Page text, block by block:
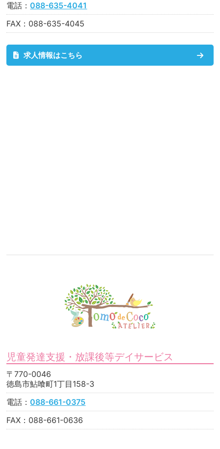
電話：088-635-4041
FAX：088-635-4045
求人情報はこちら
児童発達支援・放課後等デイサービス
〒770-0046
徳島市鮎喰町1丁目158-3
電話：088-661-0375
FAX：088-661-0636